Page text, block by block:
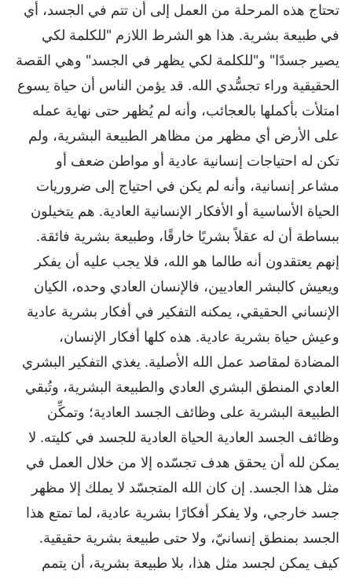
تحتاج هذه المرحلة من العمل إلى أن تتم في الجسد، أي
في طبيعة بشرية. هذا هو الشرط اللازم "للكلمة لكي
يصير جسدًا" و"للكلمة لكي يظهر في الجسد" وهي القصة
الحقيقية وراء تجسُّدي الله. قد يؤمن الناس أن حياة يسوع
امتلأت بأكملها بالعجائب، وأنه لم يُظهر حتى نهاية عمله
على الأرض أي مظهر من مظاهر الطبيعة البشرية، ولم
تكن له احتياجات إنسانية عادية أو مواطن ضعف أو
مشاعر إنسانية، وأنه لم يكن في احتياج إلى ضروريات
الحياة الأساسية أو الأفكار الإنسانية العادية. هم يتخيلون
ببساطة أن له عقلاً بشريًا خارقًا، وطبيعة بشرية فائقة.
إنهم يعتقدون أنه طالما هو الله، فلا يجب عليه أن يفكر
ويعيش كالبشر العاديين، فالإنسان العادي وحده، الكيان
الإنساني الحقيقي، يمكنه التفكير في أفكار بشرية عادية
وعيش حياة بشرية عادية. هذه كلها أفكار الإنسان،
المضادة لمقاصد عمل الله الأصلية. يغذي التفكير البشري
العادي المنطق البشري العادي والطبيعة البشرية، وتُبقي
الطبيعة البشرية على وظائف الجسد العادية؛ وتمكِّن
وظائف الجسد العادية الحياة العادية للجسد في كليته. لا
يمكن لله أن يحقق هدف تجسّده إلا من خلال العمل في
مثل هذا الجسد. إن كان الله المتجسّد لا يملك إلا مظهر
جسد خارجي، ولا يفكر أفكارًا بشرية عادية، لما تمتع هذا
الجسد بمنطق إنسانيّ، ولا حتى طبيعة بشرية حقيقية.
كيف يمكن لجسد مثل هذا، بلا طبيعة بشرية، أن يتمم